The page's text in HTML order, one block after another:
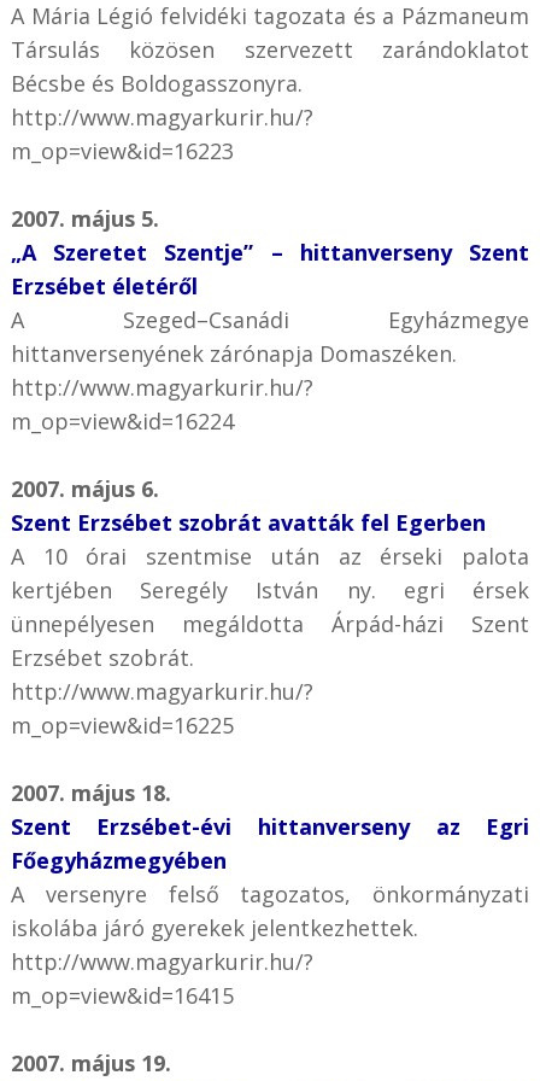
A Mária Légió felvidéki tagozata és a Pázmaneum
Társulás közösen szervezett zarándoklatot
Bécsbe és Boldogasszonyra.
http://www.magyarkurir.hu/?
m_op=view&id=16223
2007. május 5.
„A Szeretet Szentje” – hittanverseny Szent
Erzsébet életéről
A Szeged–Csanádi Egyházmegye
hittanversenyének zárónapja Domaszéken.
http://www.magyarkurir.hu/?
m_op=view&id=16224
2007. május 6.
Szent Erzsébet szobrát avatták fel Egerben
A 10 órai szentmise után az érseki palota
kertjében Seregély István ny. egri érsek
ünnepélyesen megáldotta Árpád-házi Szent
Erzsébet szobrát.
http://www.magyarkurir.hu/?
m_op=view&id=16225
2007. május 18.
Szent Erzsébet-évi hittanverseny az Egri
Főegyházmegyében
A versenyre felső tagozatos, önkormányzati
iskolába járó gyerekek jelentkezhettek.
http://www.magyarkurir.hu/?
m_op=view&id=16415
2007. május 19.